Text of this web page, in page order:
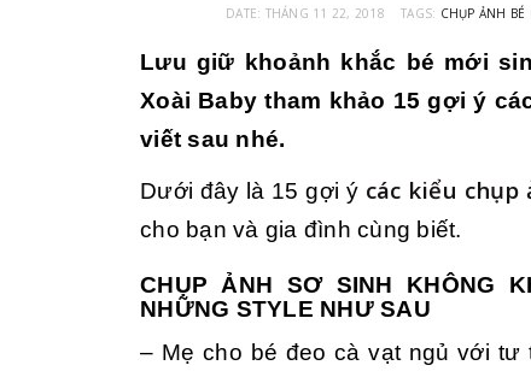
DATE: THÁNG 11 22, 2018 TAGS: CHỤP ẢNH
Lưu giữ khoảnh khắc bé mới
Xoài Baby tham khảo 15 gợi ý
viết sau nhé.
Dưới đây là 15 gợi ý các kiểu chụp
cho bạn và gia đình cùng biết.
CHỤP ẢNH SƠ SINH KHÔNG
NHỮNG STYLE NHƯ SAU
– Mẹ cho bé đeo cà vạt ngủ với